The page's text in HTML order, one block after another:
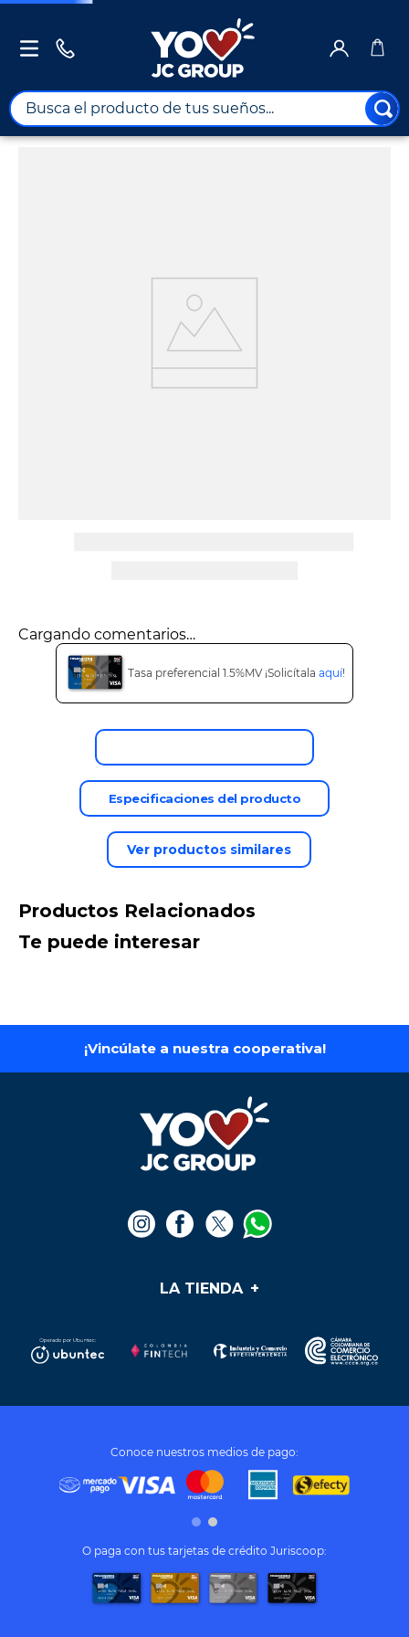
Busca el producto de tus sueños...
Cargando comentarios…
Tasa preferencial 1.5%MV ¡Solicítala aquí!
Especificaciones del producto
Ver productos similares
Productos Relacionados
Te puede interesar
¡Vincúlate a nuestra cooperativa!
LA TIENDA +
Mis pedidos
Términos y condiciones
Tratamiento de datos personales
Conoce nuestros medios de pago:
O paga con tus tarjetas de crédito Juriscoop: